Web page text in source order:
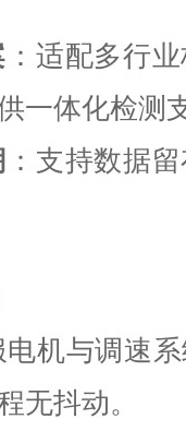
：适配多行
一体化检测
：支持数据
机与调速
无抖动。